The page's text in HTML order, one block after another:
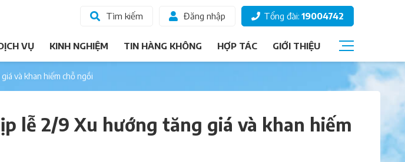
Tìm kiếm Đăng nhập Tổng đài: 19004742
VỤ KINH NGHIỆM TIN HÀNG KHÔNG HỢP TÁC GIỚI THIỆU
Các hạng vé
và khan hiếm chỗ ngồi
lễ 2/9 Xu hướng tăng giá và khan hiếm